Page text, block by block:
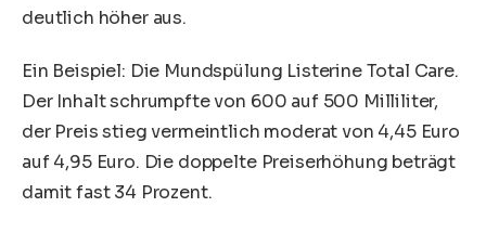
deutlich höher aus.
Ein Beispiel: Die Mundspülung Listerine Total Care.
Der Inhalt schrumpfte von 600 auf 500 Milliliter,
der Preis stieg vermeintlich moderat von 4,45 Euro
auf 4,95 Euro. Die doppelte Preiserhöhung beträgt
damit fast 34 Prozent.